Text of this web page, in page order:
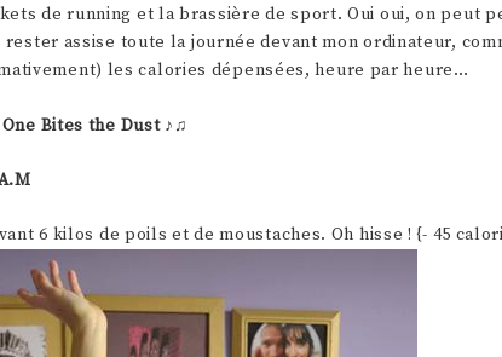
de running et la brassière de sport. Oui oui, on peut
assise toute la journée devant mon ordinateur,
les calories dépensées, heure par heure…
Bites the Dust♪♫
6 kilos de poils et de moustaches. Oh hisse ! {- 45